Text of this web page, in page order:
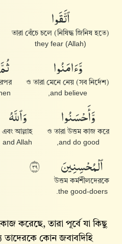
ٱتَّقَوا۟
তারা বেঁচে চলে (নিষিদ্ধ জিনিষ হতে)
they fear (Allah)
وَّءَامَنُوا۟
ও তারা মেনে নেয় (সব নির্দেশ)
and believe,
وَّأَحْسَنُوا۟
ও তারা উত্তম কাজ করে
and do good,
وَٱللَّهُ
এবং আল্লাহ
and Allah
ٱلْمُحْسِنِينَ
উত্তম কর্মশীলদেরকে
the good-doers.
٩٣
করেছে, তারা পূর্বে যা কিছু
তাদেরকে কোন জবাবদিহি